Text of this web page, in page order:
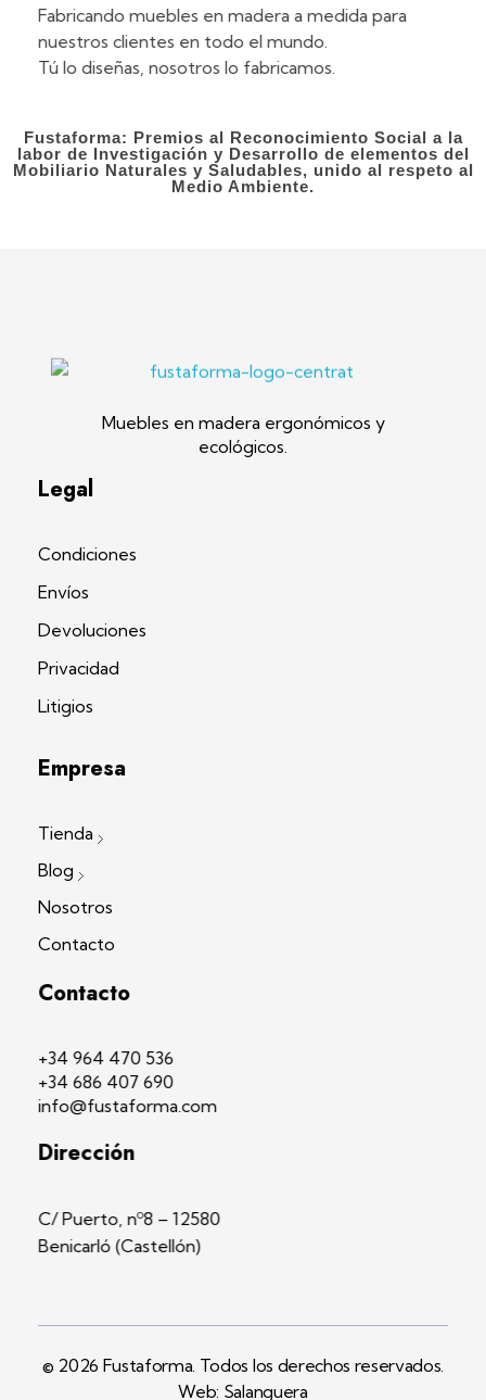
Fabricando muebles en madera a medida para
nuestros clientes en todo el mundo.
Tú lo diseñas, nosotros lo fabricamos.
Fustaforma: Premios al Reconocimiento Social a la
labor de Investigación y Desarrollo de elementos del
Mobiliario Naturales y Saludables, unido al respeto al
Medio Ambiente.
Muebles en madera ergonómicos y
ecológicos.
Legal
Condiciones
Envíos
Devoluciones
Privacidad
Litigios
Empresa
Tienda
Blog
Nosotros
Contacto
Contacto
+34 964 470 536
+34 686 407 690
info@fustaforma.com
Dirección
C/ Puerto, nº8 – 12580
Benicarló (Castellón)
© 2026 Fustaforma. Todos los derechos reservados.
Web: Salanguera